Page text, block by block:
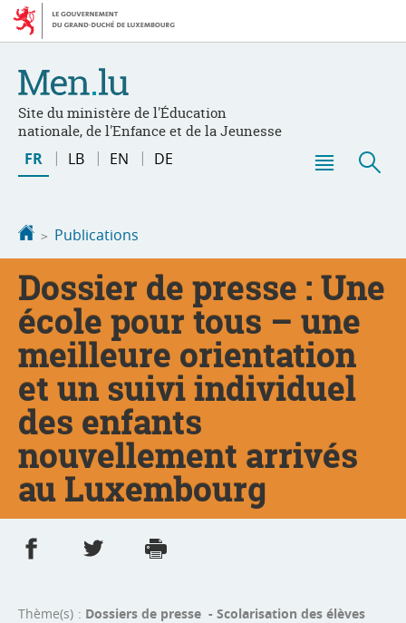
Aller
navigation
Aller
au
Site du ministère de l'Éducation
nationale, de l'Enfance et de la Jeunesse
Changer
de
FR LB EN DE
Accueil
Publications
Dossier de presse : Une
école pour tous – une
meilleure orientation
et un suivi individuel
des enfants
nouvellement arrivés
au Luxembourg
Partager sur Facebook
Partager sur Twitter
Thème(s)
Dossiers de presse - Scolarisation des élèves